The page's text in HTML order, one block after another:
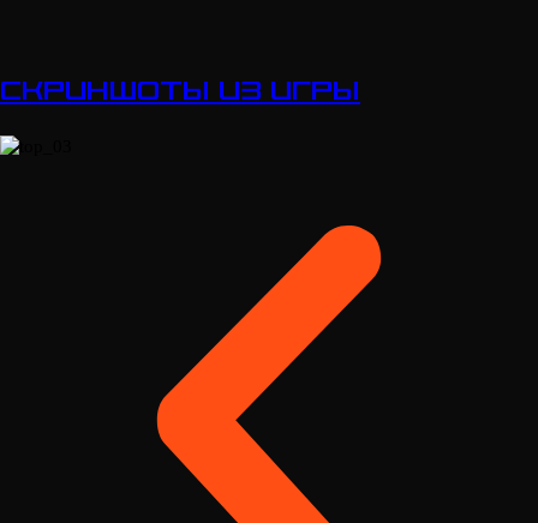
Скриншоты из игры